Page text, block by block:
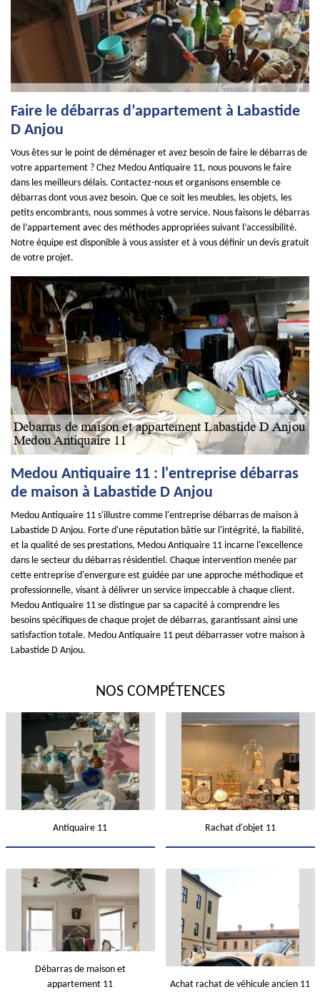
Faire le débarras d’appartement à Labastide
D Anjou
Vous êtes sur le point de déménager et avez besoin de faire le débarras de
votre appartement ? Chez Medou Antiquaire 11, nous pouvons le faire
dans les meilleurs délais. Contactez-nous et organisons ensemble ce
débarras dont vous avez besoin. Que ce soit les meubles, les objets, les
petits encombrants, nous sommes à votre service. Nous faisons le débarras
de l’appartement avec des méthodes appropriées suivant l’accessibilité.
Notre équipe est disponible à vous assister et à vous définir un devis gratuit
de votre projet.
Medou Antiquaire 11 : l'entreprise débarras
de maison à Labastide D Anjou
Medou Antiquaire 11 s'illustre comme l'entreprise débarras de maison à
Labastide D Anjou. Forte d'une réputation bâtie sur l'intégrité, la fiabilité,
et la qualité de ses prestations, Medou Antiquaire 11 incarne l'excellence
dans le secteur du débarras résidentiel. Chaque intervention menée par
cette entreprise d'envergure est guidée par une approche méthodique et
professionnelle, visant à délivrer un service impeccable à chaque client.
Medou Antiquaire 11 se distingue par sa capacité à comprendre les
besoins spécifiques de chaque projet de débarras, garantissant ainsi une
satisfaction totale. Medou Antiquaire 11 peut débarrasser votre maison à
Labastide D Anjou.
NOS COMPÉTENCES
Antiquaire 11 Rachat d'objet 11
Débarras de maison et
appartement 11
Achat rachat de véhicule ancien 11